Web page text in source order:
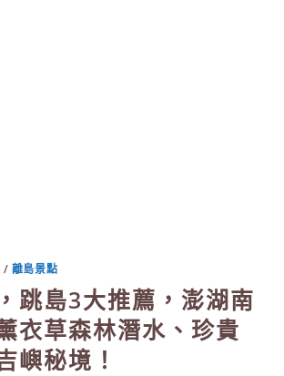
/ 離島景點
跳島3大推薦，澎湖南
衣草森林潛水、珍貴
嶼秘境！